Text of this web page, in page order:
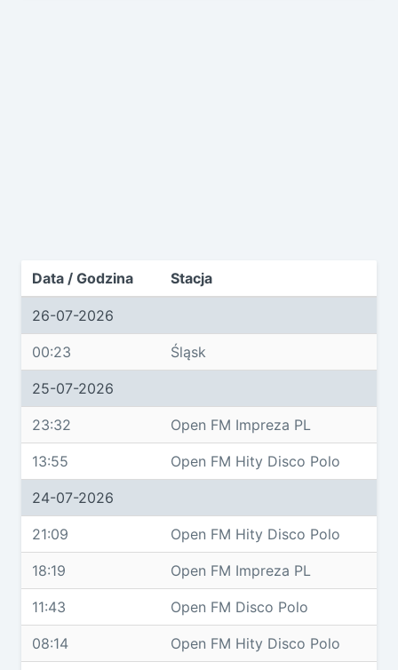
Data / Godzina Stacja
26-07-2026
00:23 Śląsk
25-07-2026
23:32 Open FM Impreza PL
13:55 Open FM Hity Disco Polo
24-07-2026
21:09 Open FM Hity Disco Polo
18:19 Open FM Impreza PL
11:43 Open FM Disco Polo
08:14 Open FM Hity Disco Polo